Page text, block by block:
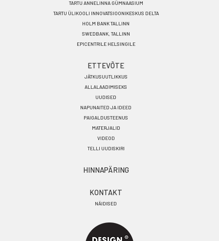
TARTU ANNELINNA GÜMNAASIUM
TARTU ÜLIKOOLI INNOVATSIOONIKESKUS DELTA
HOLM BANK TALLINN
SWEDBANK, TALLINN
EPICENTRILE HELSINGILE
ETTEVÕTE
JÄTKUSUUTLIKKUS
ALLALAADIMISEKS
UUDISED
NAPUNAITED JA IDEED
PAIGALDUSTEENUS
MATERJALID
VIDEOD
TELLI UUDISKIRI
HINNAPÄRING
KONTAKT
NÄIDISED